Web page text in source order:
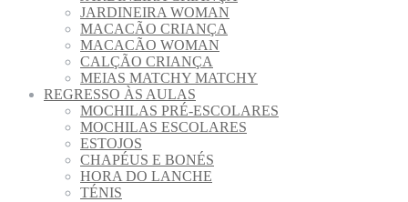
JARDINEIRA WOMAN
MACACÃO CRIANÇA
MACACÃO WOMAN
CALÇÃO CRIANÇA
MEIAS MATCHY MATCHY
REGRESSO ÀS AULAS
MOCHILAS PRÉ-ESCOLARES
MOCHILAS ESCOLARES
ESTOJOS
CHAPÉUS E BONÉS
HORA DO LANCHE
TÉNIS